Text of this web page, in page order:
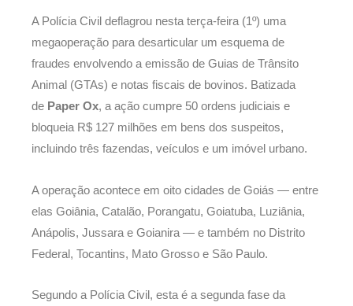
A Polícia Civil deflagrou nesta terça-feira (1º) uma
megaoperação para desarticular um esquema de
fraudes envolvendo a emissão de Guias de Trânsito
Animal (GTAs) e notas fiscais de bovinos. Batizada
de Paper Ox, a ação cumpre 50 ordens judiciais e
bloqueia R$ 127 milhões em bens dos suspeitos,
incluindo três fazendas, veículos e um imóvel urbano.
A operação acontece em oito cidades de Goiás — entre
elas Goiânia, Catalão, Porangatu, Goiatuba, Luziânia,
Anápolis, Jussara e Goianira — e também no Distrito
Federal, Tocantins, Mato Grosso e São Paulo.
Segundo a Polícia Civil, esta é a segunda fase da